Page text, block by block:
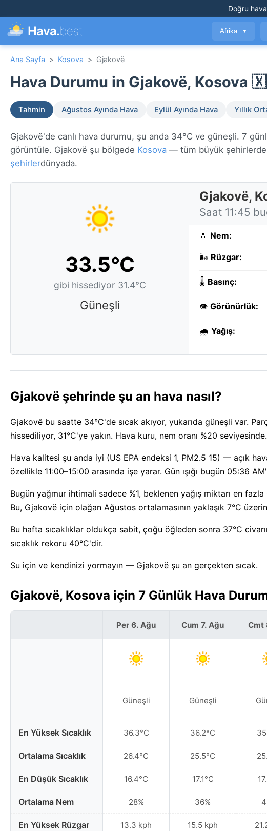
Doğru
Hava.best Afrika ▼
Ana Sayfa > Kosova > Gjakovë
Hava Durumu in Gjakovë, Kosova
Tahmin Ağustos Ayında Hava Eylül Ayında Hava Yıllık
Gjakovë'de canlı hava durumu, şu anda 34°C ve güneşli. 7
görüntüle. Gjakovë şu bölgede Kosova — tüm büyük
şehirlerdünyada.
33.5°C
gibi hissediyor 31.4°C
Güneşli
Gjakovë,
Saat 11:45
💧 Nem:
🌬️ Rüzgar:
🌡️ Basınç:
👁️ Görünürlük:
🌧️ Yağış:
Gjakovë şehrinde şu an hava nasıl?
Gjakovë bu saatte 34°C'de sıcak akıyor, yukarıda güneşli var.
hissediliyor, 31°C'ye yakın. Hava kuru, nem oranı %20 seviyesinde.
Hava kalitesi şu anda iyi (US EPA endeksi 1, PM2.5 15) — açık
özellikle 11:00–15:00 arasında işe yarar. Gün ışığı bugün 05:36
Bugün yağmur ihtimali sadece %1, beklenen yağış miktarı en
Bu, Gjakovë için olağan Ağustos ortalamasının yaklaşık 7°C
Bu hafta sıcaklıklar oldukça sabit, çoğu öğleden sonra 37°C
sıcaklık rekoru 40°C'dir.
Su için ve kendinizi yormayın — Gjakovë şu an gerçekten sıcak.
Gjakovë, Kosova için 7 Günlük Hava
En Yüksek Sıcaklık
Ortalama Sıcaklık
En Düşük Sıcaklık
Ortalama Nem
En Yüksek Rüzgar
Per 6. Ağu
Güneşli
36.3°C
26.4°C
16.4°C
28%
13.3 kph
Cum 7. Ağu
Güneşli
36.2°C
25.5°C
17.1°C
36%
15.5 kph
Cmt